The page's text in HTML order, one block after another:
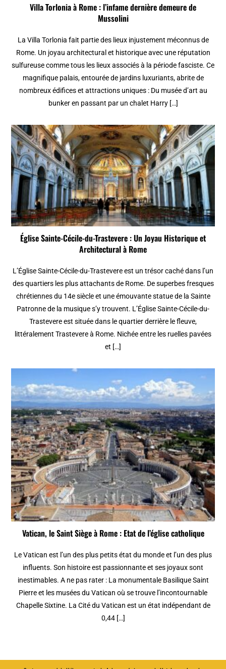
Villa Torlonia à Rome : l’infame dernière demeure de
Mussolini
La Villa Torlonia fait partie des lieux injustement méconnus de
Rome. Un joyau architectural et historique avec une réputation
sulfureuse comme tous les lieux associés à la période fasciste. Ce
magnifique palais, entourée de jardins luxuriants, abrite de
nombreux édifices et attractions uniques : Du musée d’art au
bunker en passant par un chalet Harry […]
Église Sainte-Cécile-du-Trastevere : Un Joyau Historique et
Architectural à Rome
L’Église Sainte-Cécile-du-Trastevere est un trésor caché dans l’un
des quartiers les plus attachants de Rome. De superbes fresques
chrétiennes du 14e siècle et une émouvante statue de la Sainte
Patronne de la musique s’y trouvent. L’Église Sainte-Cécile-du-
Trastevere est située dans le quartier derrière le fleuve,
littéralement Trastevere à Rome. Nichée entre les ruelles pavées
et […]
Vatican, le Saint Siège à Rome : Etat de l’église catholique
Le Vatican est l’un des plus petits état du monde et l’un des plus
influents. Son histoire est passionnante et ses joyaux sont
inestimables. A ne pas rater : La monumentale Basilique Saint
Pierre et les musées du Vatican où se trouve l’incontournable
Chapelle Sixtine. La Cité du Vatican est un état indépendant de
0,44 […]